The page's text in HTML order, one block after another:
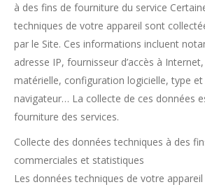
à des fins de fourniture du service
techniques de votre appareil sont
par le Site. Ces informations incluent
adresse IP, fournisseur d’accès à
matérielle, configuration logicielle, type et
navigateur… La collecte de ces données
fourniture des services.
Collecte des données techniques à des
commerciales et statistiques
Les données techniques de votre